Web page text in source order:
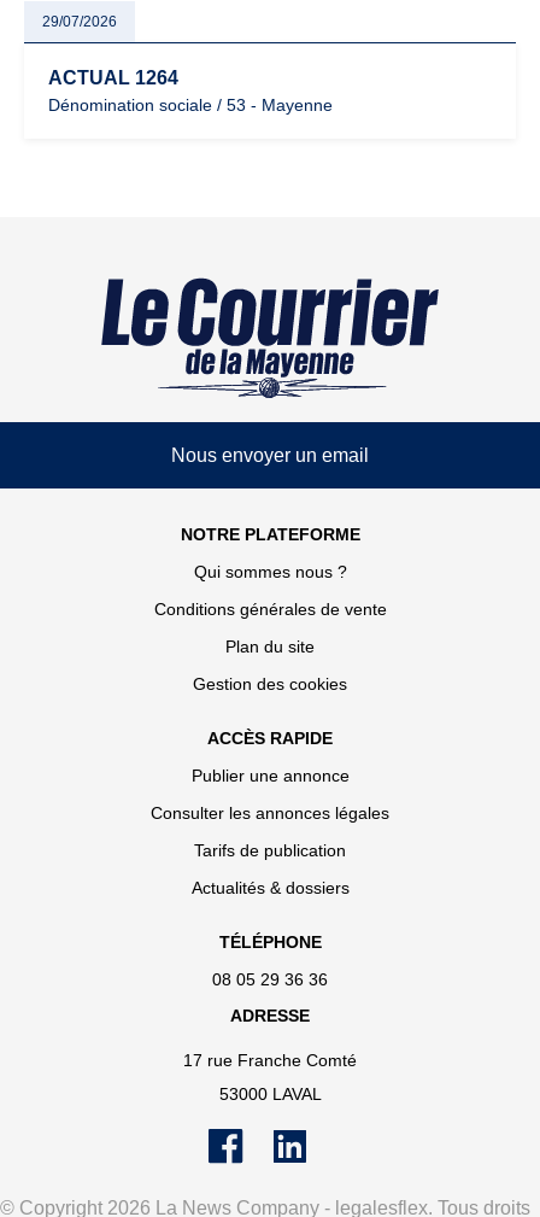
29/07/2026
ACTUAL 1264
Dénomination sociale / 53 - Mayenne
Nous envoyer un email
NOTRE PLATEFORME
Qui sommes nous ?
Conditions générales de vente
Plan du site
Gestion des cookies
ACCÈS RAPIDE
Publier une annonce
Consulter les annonces légales
Tarifs de publication
Actualités & dossiers
TÉLÉPHONE
08 05 29 36 36
ADRESSE
17 rue Franche Comté
53000 LAVAL
© Copyright 2026 La News Company - legalesflex. Tous droits